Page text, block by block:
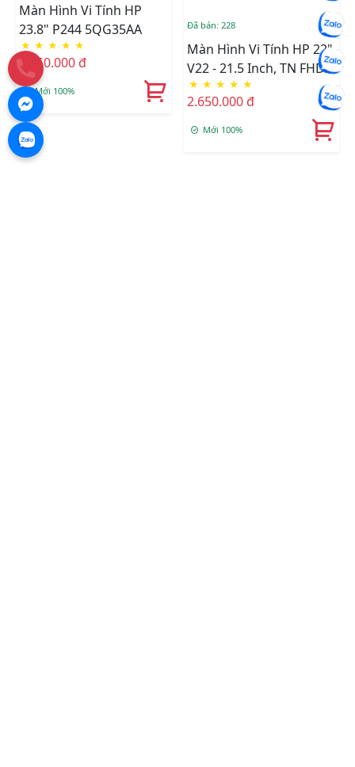
Màn Hình Vi Tính HP
23.8" P244 5QG35AA
★ ★ ★ ★ ★
2.850.000 đ
Mới 100%
Đã bán: 228
Màn Hình Vi Tính HP 22"
V22 - 21.5 Inch, TN FHD
Monitor/VGA-HDMI
★ ★ ★ ★ ★
2.650.000 đ
Mới 100%